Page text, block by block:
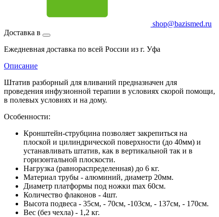
shop@bazismed.ru
Доставка в
Ежедневная доставка по всей России из г. Уфа
Описание
Штатив разборный для вливаний предназначен для
проведения инфузионной терапии в условиях скорой помощи,
в полевых условиях и на дому.
Особенности:
Кронштейн-струбцина позволяет закрепиться на
плоской и цилиндрической поверхности (до 40мм) и
устанавливать штатив, как в вертикальной так и в
горизонтальной плоскости.
Нагрузка (равнораспределенная) до 6 кг.
Материал трубы - алюминий, диаметр 20мм.
Диаметр платформы под ножки max 60см.
Количество флаконов - 4шт.
Высота подвеса - 35см, - 70см, -103см, - 137см, - 170см.
Вес (без чехла) - 1,2 кг.